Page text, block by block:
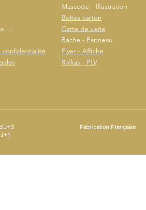
…
confidentialité
Mascotte - Illustration
Boîtes carton
Carte de visite
Bâche - Panneau
Flyer - Affiche
Rollup - PLV
J+3
Fabrication Française